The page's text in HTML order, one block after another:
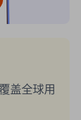
盖全球用